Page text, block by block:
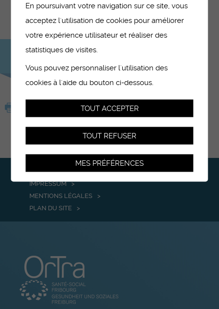
de la santé, du social et de l’assistance
médicale.
Consultez le
CONTACT
IMPRESSUM
MENTIONS LÉGALES
PLAN DU SITE
En poursuivant votre navigation sur ce site, vous
acceptez l'utilisation de cookies pour améliorer
votre expérience utilisateur et réaliser des
statistiques de visites.
Vous pouvez personnaliser l'utilisation des
cookies à l'aide du bouton ci-dessous.
TOUT ACCEPTER
TOUT REFUSER
MES PRÉFÉRENCES